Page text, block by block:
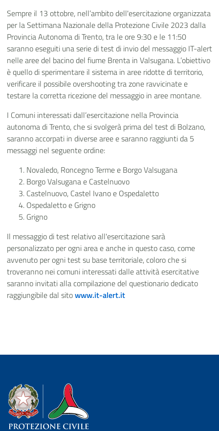
Sempre il 13 ottobre, nell’ambito dell'esercitazione organizzata
per la Settimana Nazionale della Protezione Civile 2023 dalla
Provincia Autonoma di Trento, tra le ore 9:30 e le 11:50
saranno eseguiti una serie di test di invio del messaggio IT-alert
nelle aree del bacino del fiume Brenta in Valsugana. L’obiettivo
è quello di sperimentare il sistema in aree ridotte di territorio,
verificare il possibile overshooting tra zone ravvicinate e
testare la corretta ricezione del messaggio in aree montane.
I Comuni interessati dall’esercitazione nella Provincia
autonoma di Trento, che si svolgerà prima del test di Bolzano,
saranno accorpati in diverse aree e saranno raggiunti da 5
messaggi nel seguente ordine:
Novaledo, Roncegno Terme e Borgo Valsugana
Borgo Valsugana e Castelnuovo
Castelnuovo, Castel Ivano e Ospedaletto
Ospedaletto e Grigno
Grigno
Il messaggio di test relativo all'esercitazione sarà
personalizzato per ogni area e anche in questo caso, come
avvenuto per ogni test su base territoriale, coloro che si
troveranno nei comuni interessati dalle attività esercitative
saranno invitati alla compilazione del questionario dedicato
raggiungibile dal sitowww.it-alert.it
Dipartimento della Protezione Civile